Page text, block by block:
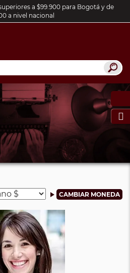
a $99.900 para Bogotá y de
a nivel nacional
